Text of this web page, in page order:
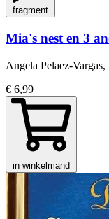
fragment
Mia's nest en 3
Angela Pelaez-
€ 6,99
in winkelmand